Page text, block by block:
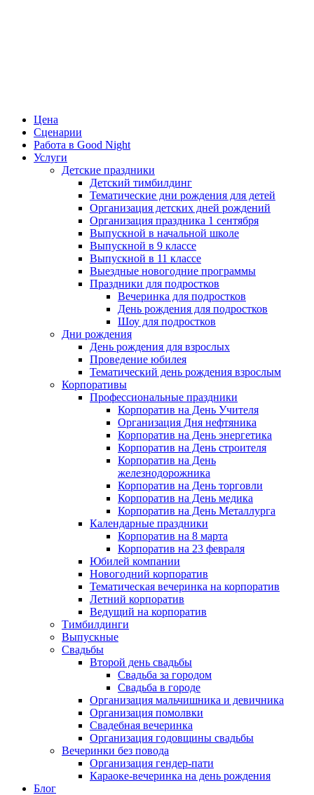
Цена
Сценарии
Работа в Good Night
Услуги
Детские праздники
Детский тимбилдинг
Тематические дни рождения для детей
Организация детских дней рождений
Организация праздника 1 сентября
Выпускной в начальной школе
Выпускной в 9 классе
Выпускной в 11 классе
Выездные новогодние программы
Праздники для подростков
Вечеринка для подростков
День рождения для подростков
Шоу для подростков
Дни рождения
День рождения для взрослых
Проведение юбилея
Тематический день рождения взрослым
Корпоративы
Профессиональные праздники
Корпоратив на День Учителя
Организация Дня нефтяника
Корпоратив на День энергетика
Корпоратив на День строителя
Корпоратив на День
железнодорожника
Корпоратив на День торговли
Корпоратив на День медика
Корпоратив на День Металлурга
Календарные праздники
Корпоратив на 8 марта
Корпоратив на 23 февраля
Юбилей компании
Новогодний корпоратив
Тематическая вечеринка на корпоратив
Летний корпоратив
Ведущий на корпоратив
Тимбилдинги
Выпускные
Свадьбы
Второй день свадьбы
Свадьба за городом
Свадьба в городе
Организация мальчишника и девичника
Организация помолвки
Свадебная вечеринка
Организация годовщины свадьбы
Вечеринки без повода
Организация гендер-пати
Караоке-вечеринка на день рождения
Блог